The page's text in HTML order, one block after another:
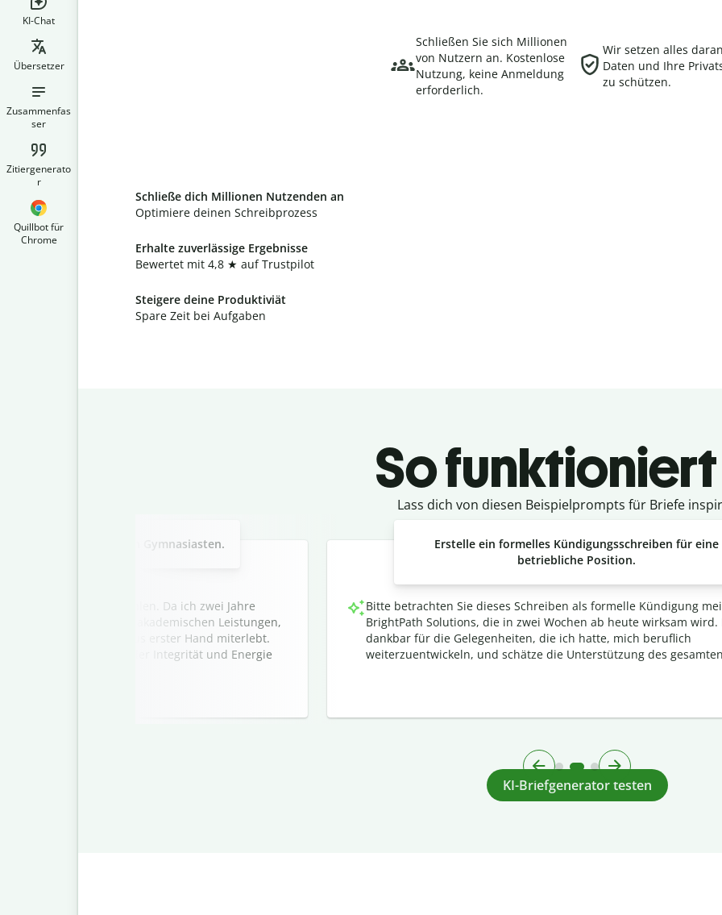
KI-Chat
Übersetzer
Zusammenfas
ser
Zitiergenerato
r
Quillbot für
Chrome
Schließen Sie sich Millionen
von Nutzern an. Kostenlose
Nutzung, keine Anmeldung
erforderlich.
Wir setzen alles
Daten und Ihre
zu schützen.
Schließe dich Millionen Nutzenden an
Optimiere deinen Schreibprozess
Erhalte zuverlässige Ergebnisse
Bewertet mit 4,8 ★ auf Trustpilot
Steigere deine Produktiviät
Spare Zeit bei Aufgaben
So
Lass dich von diesen Beispielprompts für Briefe
für einen Gymnasiasten.
Programm zu empfehlen. Da ich zwei Jahre
seine hervorragenden akademischen Leistungen,
seine Freundlichkeit aus erster Hand miterlebt.
motivierter Schüler, der Integrität und Energie
Erstelle ein formelles Kündigungsschreiben für eine
betriebliche Position.
Bitte betrachten Sie dieses Schreiben als formelle Kündigung
BrightPath Solutions, die in zwei Wochen ab heute wirksam wird.
dankbar für die Gelegenheiten, die ich hatte, mich beruflich
weiterzuentwickeln, und schätze die Unterstützung des
KI-Briefgenerator testen